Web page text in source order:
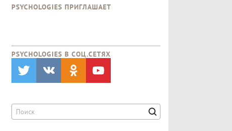
PSYCHOLOGIES ПРИГЛАШАЕТ
PSYCHOLOGIES В CОЦ.СЕТЯХ